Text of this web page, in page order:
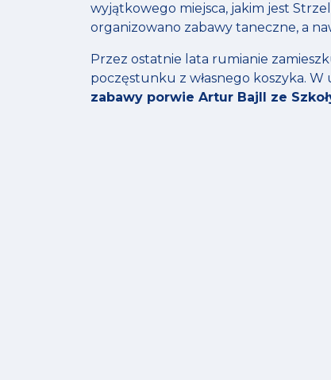
wyjątkowego miejsca, jakim jest
organizowano zabawy taneczne, a
Przez ostatnie lata rumianie
poczęstunku z własnego koszyka. W
zabawy porwie Artur Bajll ze